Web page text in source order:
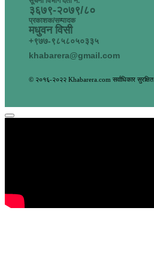
३६७९-२०७९/८०
प्रकाशक/सम्पादक
मधुवन विसी
+९७७-९८५८०५०३३५
khabarera@gmail.com
© २०१६-२०२२ Khabarera.com सर्वाधिकार सुरक्षित